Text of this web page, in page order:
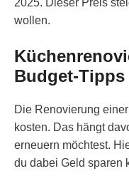
wollen.
Budget-Tipps
Die Renovierung
kosten. Das hängt
erneuern möchtest.
du dabei Geld sparen